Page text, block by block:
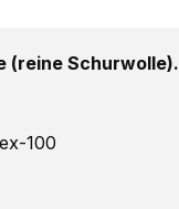
(reine Schurwolle).
100